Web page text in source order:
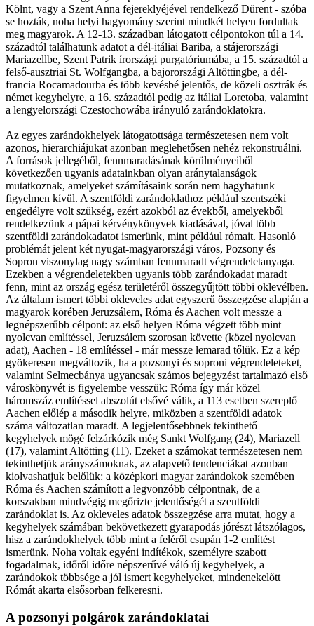
Kölnt, vagy a Szent Anna fejereklyéjével rendelkező Dürent - szóba
se hozták, noha helyi hagyomány szerint mindkét helyen fordultak
meg magyarok. A 12-13. században látogatott célpontokon túl a 14.
századtól találhatunk adatot a dél-itáliai Bariba, a stájerországi
Mariazellbe, Szent Patrik írországi purgatóriumába, a 15. századtól a
felső-ausztriai St. Wolfgangba, a bajorországi Altöttingbe, a dél-
francia Rocamadourba és több kevésbé jelentős, de közeli osztrák és
német kegyhelyre, a 16. századtól pedig az itáliai Loretoba, valamint
a lengyelországi Czestochowába irányuló zarándoklatokra.
Az egyes zarándokhelyek látogatottsága természetesen nem volt
azonos, hierarchiájukat azonban meglehetősen nehéz rekonstruálni.
A források jellegéből, fennmaradásának körülményeiből
következően ugyanis adatainkban olyan aránytalanságok
mutatkoznak, amelyeket számításaink során nem hagyhatunk
figyelmen kívül. A szentföldi zarándoklathoz például szentszéki
engedélyre volt szükség, ezért azokból az évekből, amelyekből
rendelkezünk a pápai kérvénykönyvek kiadásával, jóval több
szentföldi zarándokadatot ismerünk, mint például rómait. Hasonló
problémát jelent két nyugat-magyarországi város, Pozsony és
Sopron viszonylag nagy számban fennmaradt végrendeletanyaga.
Ezekben a végrendeletekben ugyanis több zarándokadat maradt
fenn, mint az ország egész területéről összegyűjtött többi oklevélben.
Az általam ismert többi okleveles adat egyszerű összegzése alapján a
magyarok körében Jeruzsálem, Róma és Aachen volt messze a
legnépszerűbb célpont: az első helyen Róma végzett több mint
nyolcvan említéssel, Jeruzsálem szorosan követte (közel nyolcvan
adat), Aachen - 18 említéssel - már messze lemarad tőlük. Ez a kép
gyökeresen megváltozik, ha a pozsonyi és soproni végrendeleteket,
valamint Selmecbánya ugyancsak számos bejegyzést tartalmazó első
városkönyvét is figyelembe vesszük: Róma így már közel
háromszáz említéssel abszolút elsővé válik, a 113 esetben szereplő
Aachen előlép a második helyre, miközben a szentföldi adatok
száma változatlan maradt. A legjelentősebbnek tekinthető
kegyhelyek mögé felzárkózik még Sankt Wolfgang (24), Mariazell
(17), valamint Altötting (11). Ezeket a számokat természetesen nem
tekinthetjük arányszámoknak, az alapvető tendenciákat azonban
kiolvashatjuk belőlük: a középkori magyar zarándokok szemében
Róma és Aachen számított a legvonzóbb célpontnak, de a
korszakban mindvégig megőrizte jelentőségét a szentföldi
zarándoklat is. Az okleveles adatok összegzése arra mutat, hogy a
kegyhelyek számában bekövetkezett gyarapodás jórészt látszólagos,
hisz a zarándokhelyek több mint a feléről csupán 1-2 említést
ismerünk. Noha voltak egyéni indítékok, személyre szabott
fogadalmak, időről időre népszerűvé váló új kegyhelyek, a
zarándokok többsége a jól ismert kegyhelyeket, mindenekelőtt
Rómát akarta elsősorban felkeresni.
A pozsonyi polgárok zarándoklatai